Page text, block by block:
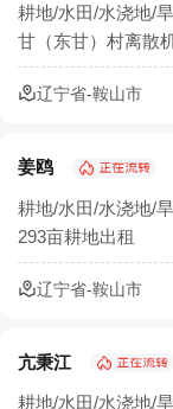
耕地/水田/水浇地/
甘（东甘）村离散
辽宁省-鞍山市
姜鸥
耕地/水田/水浇地/
293亩耕地出租
辽宁省-鞍山市
亢秉江
耕地/水田/水浇地/